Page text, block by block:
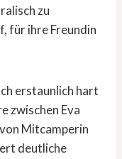
zu
für ihre Freundin
erstaunlich hart
zwischen Eva
Mitcamperin
deutliche